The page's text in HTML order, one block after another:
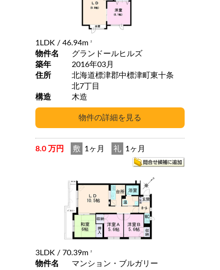
1LDK / 46.94m 2
物件名
グランドールヒルズ
築年
2016年03月
住所
北海道標津郡中標津町東十条
北7丁目
構造
木造
8.0 万円 敷 1ヶ月 礼 1ヶ月
3LDK / 70.39m 2
物件名
マンション・ブルガリー